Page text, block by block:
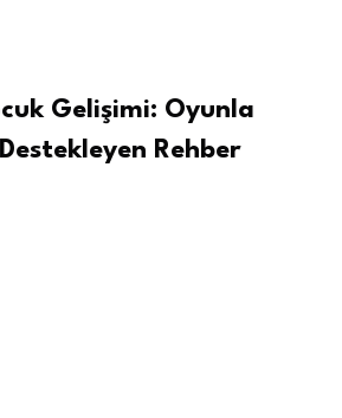
Gelişimi: Oyunla
Rehber